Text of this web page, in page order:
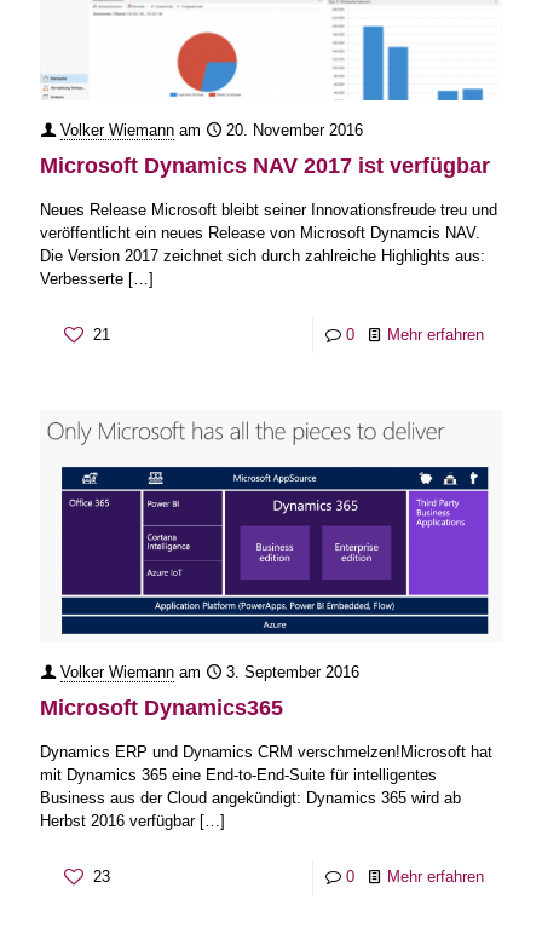
Volker Wiemann am 20. November 2016
Microsoft Dynamics NAV 2017 ist verfügbar
Neues Release Microsoft bleibt seiner Innovationsfreude treu und
veröffentlicht ein neues Release von Microsoft Dynamcis NAV.
Die Version 2017 zeichnet sich durch zahlreiche Highlights aus:
Verbesserte […]
21 0 Mehr erfahren
Volker Wiemann am 3. September 2016
Microsoft Dynamics365
Dynamics ERP und Dynamics CRM verschmelzen!Microsoft hat
mit Dynamics 365 eine End-to-End-Suite für intelligentes
Business aus der Cloud angekündigt: Dynamics 365 wird ab
Herbst 2016 verfügbar[…]
23 0 Mehr erfahren